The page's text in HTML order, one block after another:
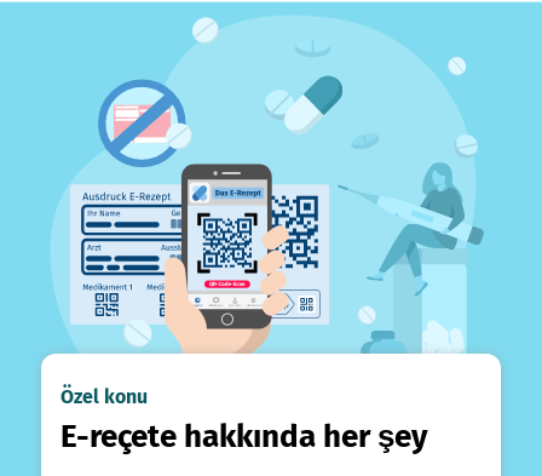
Özel konu
E-reçete hakkında her şey